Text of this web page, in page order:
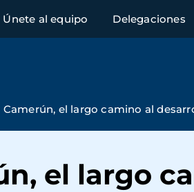
Únete al equipo Delegaciones
Camerún, el largo camino al
el largo